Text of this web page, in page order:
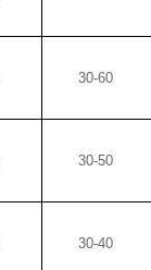
30-60
30-50
30-40